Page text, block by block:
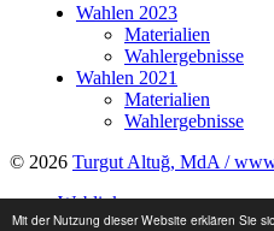
Mit der Nutzung dieser Website erklären Sie
Wahlen 2023
Materialien
Wahlergebnisse
Wahlen 2021
Materialien
Wahlergebnisse
© 2026 Turgut Altuğ, MdA /
Weblinks
Impressum